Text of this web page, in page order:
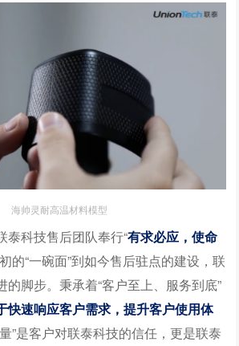
海帅灵耐高温材料模型
泰科技售后团队奉行“有求必应，使命
的“一碗面”到如今售后驻点的建设，联
的脚步。秉承着“客户至上、服务到底”
快速响应客户需求，提升客户使用体
”是客户对联泰科技的信任，更是联泰